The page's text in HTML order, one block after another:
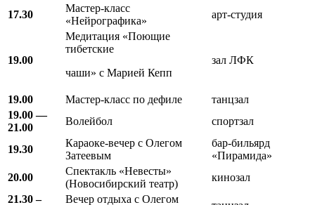
17.30
Мастер-класс
«Нейрографика»
арт-студия
19.00
Медитация «Поющие
тибетские
чаши» с Марией Кепп
зал ЛФК
19.00 Мастер-класс по дефиле
танцзал
19.00 —
21.00
Волейбол спортзал
19.30
Караоке-вечер с Олегом
Затеевым
бар-бильярд
«Пирамида»
20.00
Спектакль «Невесты»
(Новосибирский театр)
кинозал
21.30 –
Вечер отдыха с Олегом